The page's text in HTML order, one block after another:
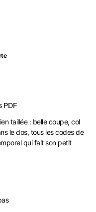
PDF
taillée : belle coupe, col
le dos, tous les codes de
qui fait son petit